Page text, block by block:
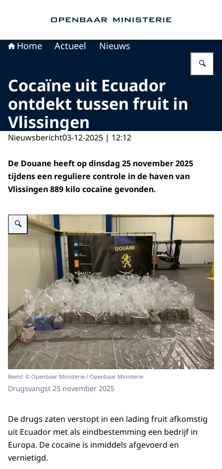
Home Actueel Nieuws
Cocaïne uit Ecuador
ontdekt tussen fruit in
Vlissingen
Nieuwsbericht03-12-2025 | 12:12
De Douane heeft op dinsdag 25 november 2025
tijdens een reguliere controle in de haven van
Vlissingen 889 kilo cocaïne gevonden.
Vergroot afbeelding Drugsvangst 25 november 2025 in Vlissingen
Beeld: © Openbaar Ministerie / Openbaar Ministerie
Drugsvangst 25 november 2025
De drugs zaten verstopt in een lading fruit afkomstig
uit Ecuador met als eindbestemming een bedrijf in
Europa. De cocaïne is inmiddels afgevoerd en
vernietigd.